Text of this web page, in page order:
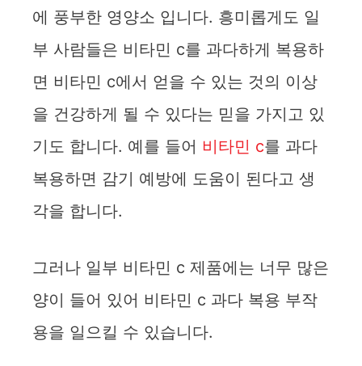
에 풍부한 영양소 입니다. 흥미롭게도 일
부 사람들은 비타민 c를 과다하게 복용하
면 비타민 c에서 얻을 수 있는 것의 이상
을 건강하게 될 수 있다는 믿을 가지고 있
기도 합니다. 예를 들어 비타민 c를 과다
복용하면 감기 예방에 도움이 된다고 생
각을 합니다.
그러나 일부 비타민 c 제품에는 너무 많은
양이 들어 있어 비타민 c 과다 복용 부작
용을 일으킬 수 있습니다.